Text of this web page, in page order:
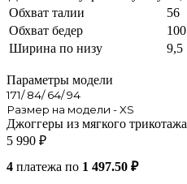
Обхват талии
56
Обхват бедер
100
Ширина по низу
9,5
Параметры модели
171/ 84/ 64/ 94
Размер на модели - XS
Джоггеры из мягкого трикотажа
5 990 ₽
4 платежа по 1 497.50 ₽